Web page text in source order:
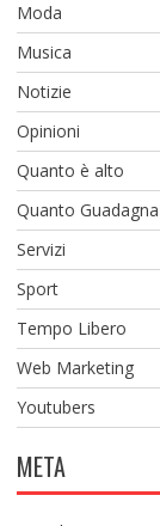
Moda
Musica
Notizie
Opinioni
Quanto è alto
Quanto Guadagna
Servizi
Sport
Tempo Libero
Web Marketing
Youtubers
META